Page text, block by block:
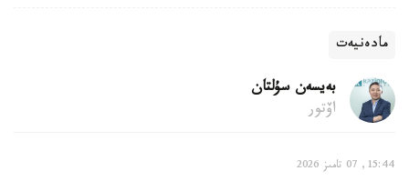
مادەنيەت
بەيسەن سۇلتان
اۆتور
15:44, 07 تامىز 2026